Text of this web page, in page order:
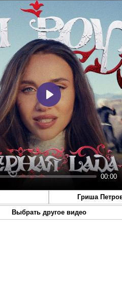
00:00
Play
Гриша
Выбрать другое видео